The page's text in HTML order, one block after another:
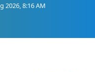
2026, 8:16 AM